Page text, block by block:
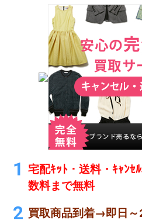
宅配ｷｯﾄ・送料・ｷｬﾝｾ
数料まで無料
買取商品到着→即日～